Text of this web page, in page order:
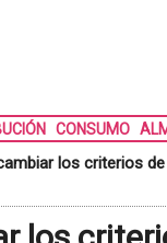
CONSUMO
los criterios